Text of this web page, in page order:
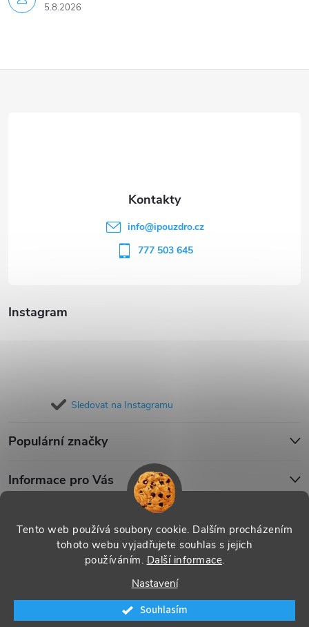
Tento web používá soubory cookie. Dalším procházením
tohoto webu vyjadřujete souhlas s jejich
používáním. Další informace.
Nastavení
Souhlasím
5.8.2026
Instagram
Sledovat na Instagramu
Populární značky
Informace pro Vás
info@ipouzdro.cz
777 503 645
Vytvořil Shoptet
Copyright 2026 . Všechna práva vyhrazena.
nastavení cookies